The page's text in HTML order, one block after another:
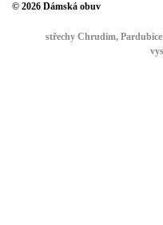
© 2026 Dámská obuv
střechy Chrudim, Pardubice